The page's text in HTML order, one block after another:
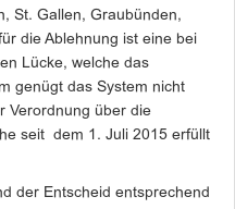
St. Gallen, Graubünden,
die Ablehnung ist eine bei
Lücke, welche das
genügt das System nicht
Verordnung über die
seit dem 1. Juli 2015 erfüllt
der Entscheid entsprechend